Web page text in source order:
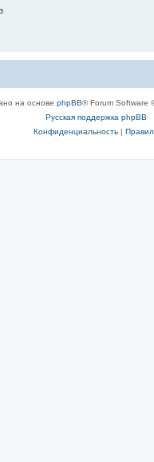
на основе phpBB® Forum Software
Русская поддержка phpBB
Конфиденциальность|